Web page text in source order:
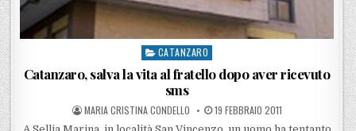
Posted in
CATANZARO
Catanzaro, salva la vita al fratello dopo aver ricevuto
sms
POSTED BY
MARIA CRISTINA CONDELLO POSTED ON
19 FEBBRAIO 2011